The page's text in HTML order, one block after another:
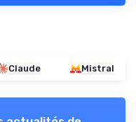
Claude Mistral